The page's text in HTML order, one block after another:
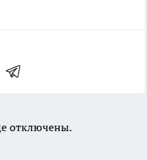
отключены.